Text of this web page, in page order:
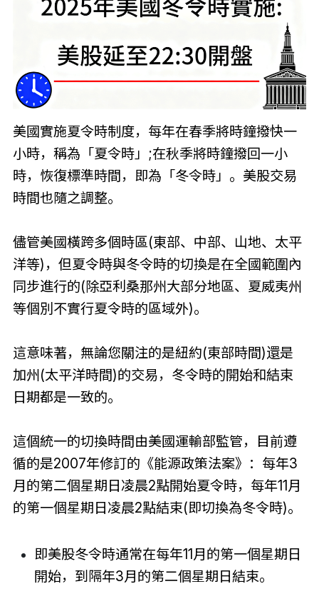
美國實施夏令時制度，每年在春季將時鐘撥快一
小時，稱為「夏令時」;在秋季將時鐘撥回一小
時，恢復標準時間，即為「冬令時」。美股交易
時間也隨之調整。
儘管美國橫跨多個時區(東部、中部、山地、太平
洋等)，但夏令時與冬令時的切換是在全國範圍內
同步進行的(除亞利桑那州大部分地區、夏威夷州
等個別不實行夏令時的區域外)。
這意味著，無論您關注的是紐約(東部時間)還是
加州(太平洋時間)的交易，冬令時的開始和結束
日期都是一致的。
這個統一的切換時間由美國運輸部監管，目前遵
循的是2007年修訂的《能源政策法案》：每年3
月的第二個星期日凌晨2點開始夏令時，每年11月
的第一個星期日凌晨2點結束(即切換為冬令時)。
即美股冬令時通常在每年11月的第一個星期日
開始，到隔年3月的第二個星期日結束。